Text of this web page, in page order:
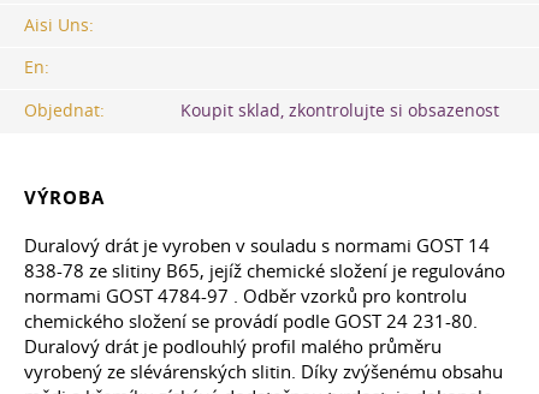
Aisi Uns:
En:
Objednat:
Koupit sklad, zkontrolujte si obsazenost
VÝROBA
Duralový drát je vyroben v souladu s normami GOST 14
838-78 ze slitiny B65, jejíž chemické složení je regulováno
normami GOST 4784-97 . Odběr vzorků pro kontrolu
chemického složení se provádí podle GOST 24 231-80.
Duralový drát je podlouhlý profil malého průměru
vyrobený ze slévárenských slitin. Díky zvýšenému obsahu